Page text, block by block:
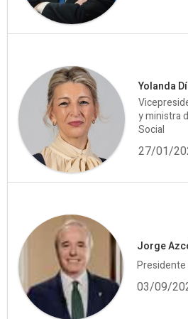
Yolanda
y ministra
Social
27/01/
Jorge
Presidente
03/09/